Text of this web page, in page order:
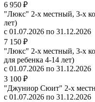
6 950 ₽
"Люкс" 2-х местный, 3-х
лет)
с 01.07.2026 по 31.12.2026
7 150 ₽
"Люкс" 2-х местный, 3-х
для ребенка 4-14 лет)
с 01.07.2026 по 31.12.2026
3 100 ₽
"Джуниор Сюит" 2-х
с 01.07.2026 по 31.12.2026